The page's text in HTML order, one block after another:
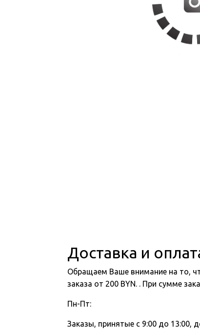
Доставка и
Обращаем Ваше внимание на то,
заказа от 200 BYN. . При сумме
Пн-Пт:
Заказы, принятые с 9:00 до 13:00,